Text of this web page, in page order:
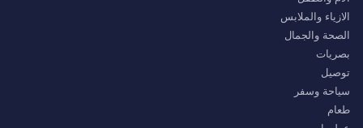
الازياء والملابس
الصحة والجمال
بصريات
توصيل
سياحة وسفر
طعام